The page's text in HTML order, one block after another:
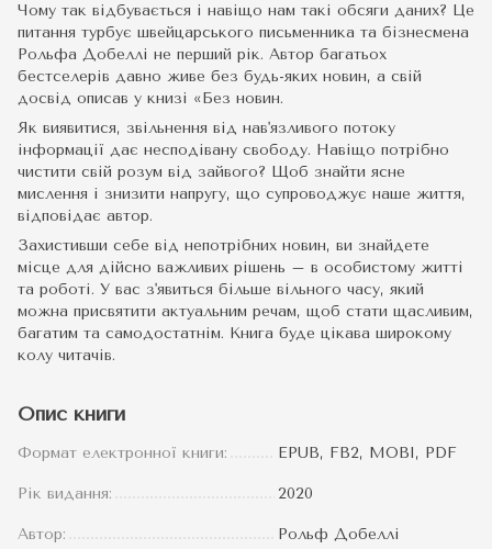
Чому так відбувається і навіщо нам такі обсяги даних? Це
питання турбує швейцарського письменника та бізнесмена
Рольфа Добеллі не перший рік. Автор багатьох
бестселерів давно живе без будь-яких новин, а свій
досвід описав у книзі «Без новин.
Як виявитися, звільнення від нав'язливого потоку
інформації дає несподівану свободу. Навіщо потрібно
чистити свій розум від зайвого? Щоб знайти ясне
мислення і знизити напругу, що супроводжує наше життя,
відповідає автор.
Захистивши себе від непотрібних новин, ви знайдете
місце для дійсно важливих рішень – в особистому житті
та роботі. У вас з'явиться більше вільного часу, який
можна присвятити актуальним речам, щоб стати щасливим,
багатим та самодостатнім. Книга буде цікава широкому
колу читачів.
Опис книги
Формат електронної книги: EPUB, FB2, MOBI, PDF
Рік видання: 2020
Автор: Рольф Добеллі